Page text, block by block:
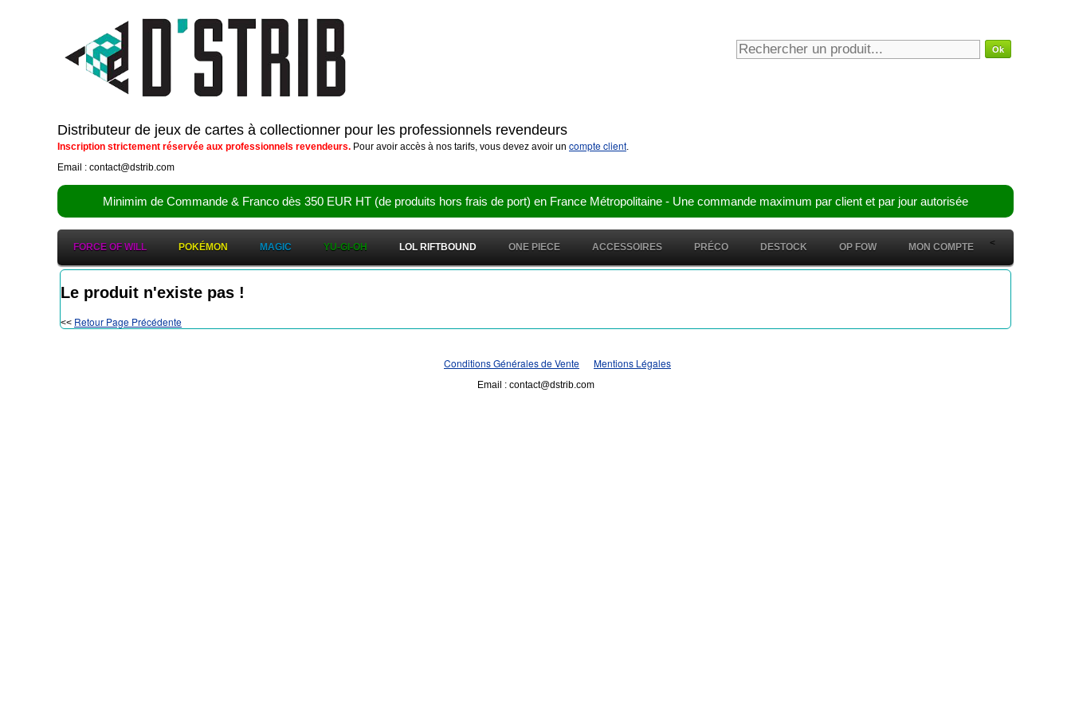
Distributeur de jeux de cartes à collectionner pour les professionnels revendeurs
Inscription strictement réservée aux professionnels revendeurs. Pour avoir accès à nos tarifs, vous devez avoir un compte client.
Email : contact@dstrib.com
Minimim de Commande & Franco dès 350 EUR HT (de produits hors frais de port) en France Métropolitaine - Une commande maximum par client et par jour autorisée
FORCE OF WILL POKÉMON MAGIC YU-GI-OH LOL RIFTBOUND ONE PIECE ACCESSOIRES PRÉCO <
DESTOCK OP FOW MON COMPTE
Le produit n'existe pas !
<< Retour Page Précédente
Conditions Générales de Vente Mentions Légales
Email : contact@dstrib.com